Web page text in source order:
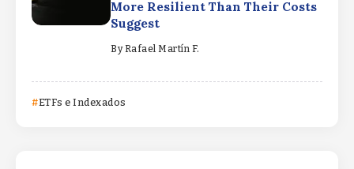
More Resilient Than Their Costs
Suggest
By Rafael Martín F.
ETFs e Indexados